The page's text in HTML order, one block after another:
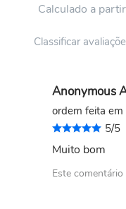
Calculado a
Classificar
Anonymous
ordem feita
5/5
Muito bom
Este